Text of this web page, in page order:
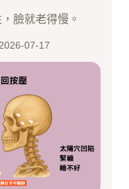
臉就老得慢。
07-17